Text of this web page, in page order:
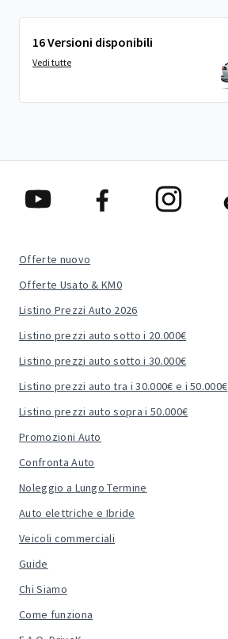
16 Versioni disponibili
Vedi tutte
Offerte nuovo
Offerte Usato & KM0
Listino Prezzi Auto 2026
Listino prezzi auto sotto i 20.000€
Listino prezzi auto sotto i 30.000€
Listino prezzi auto tra i 30.000€ e i 50.000€
Listino prezzi auto sopra i 50.000€
Promozioni Auto
Confronta Auto
Noleggio a Lungo Termine
Auto elettriche e Ibride
Veicoli commerciali
Guide
Chi Siamo
Come funziona